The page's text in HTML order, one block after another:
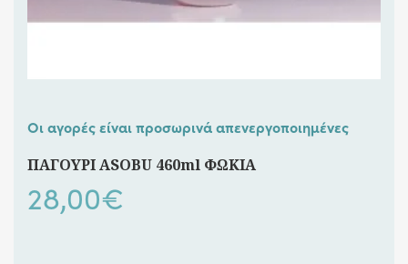
Οι αγορές είναι προσωρινά απενεργοποιημένες
ΠΑΓΟΥΡΙ ASOBU 460ml ΦΩΚΙΑ
28,00€